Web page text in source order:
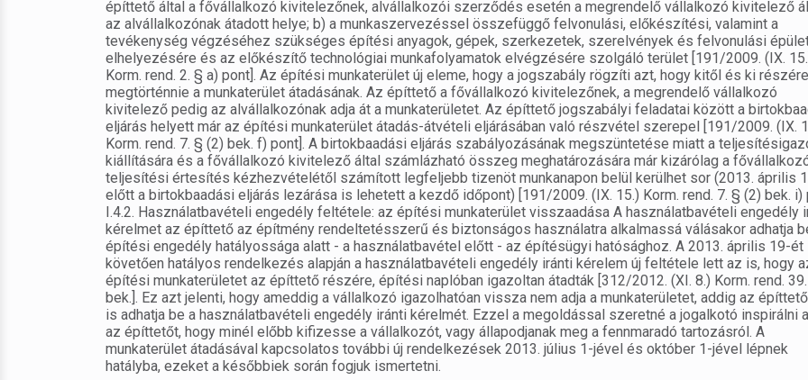
építtető által a fővállalkozó kivitelezőnek, alvállalkozói szerződés esetén a megrendelő vállalkozó kivitelező
az alvállalkozónak átadott helye; b) a munkaszervezéssel összefüggő felvonulási, előkészítési, valamint a
tevékenység végzéséhez szükséges építési anyagok, gépek, szerkezetek, szerelvények és felvonulási
elhelyezésére és az előkészítő technológiai munkafolyamatok elvégzésére szolgáló terület [191/2009. (IX.
Korm. rend. 2. § a) pont]. Az építési munkaterület új eleme, hogy a jogszabály rögzíti azt, hogy kitől és ki
megtörténnie a munkaterület átadásának. Az építtető a fővállalkozó kivitelezőnek, a megrendelő vállalkozó
kivitelező pedig az alvállalkozónak adja át a munkaterületet. Az építtető jogszabályi feladatai között a
eljárás helyett már az építési munkaterület átadás-átvételi eljárásában való részvétel szerepel [191/2009. (IX.
Korm. rend. 7. § (2) bek. f) pont]. A birtokbaadási eljárás szabályozásának megszüntetése miatt a
kiállítására és a fővállalkozó kivitelező által számlázható összeg meghatározására már kizárólag a
teljesítési értesítés kézhezvételétől számított legfeljebb tizenöt munkanapon belül kerülhet sor (2013. április
előtt a birtokbaadási eljárás lezárása is lehetett a kezdő időpont) [191/2009. (IX. 15.) Korm. rend. 7. § (2) bek. i)
I.4.2. Használatbavételi engedély feltétele: az építési munkaterület visszaadása A használatbavételi engedély
kérelmet az építtető az építmény rendeltetésszerű és biztonságos használatra alkalmassá válásakor adhatja
építési engedély hatályossága alatt - a használatbavétel előtt - az építésügyi hatósághoz. A 2013. április 19-ét
követően hatályos rendelkezés alapján a használatbavételi engedély iránti kérelem új feltétele lett az is, hogy
építési munkaterületet az építtető részére, építési naplóban igazoltan átadták [312/2012. (XI. 8.) Korm. rend.
bek.]. Ez azt jelenti, hogy ameddig a vállalkozó igazolhatóan vissza nem adja a munkaterületet, addig az
is adhatja be a használatbavételi engedély iránti kérelmét. Ezzel a megoldással szeretné a jogalkotó inspirálni
az építtetőt, hogy minél előbb kifizesse a vállalkozót, vagy állapodjanak meg a fennmaradó tartozásról. A
munkaterület átadásával kapcsolatos további új rendelkezések 2013. július 1-jével és október 1-jével lépnek
hatályba, ezeket a későbbiek során fogjuk ismertetni.